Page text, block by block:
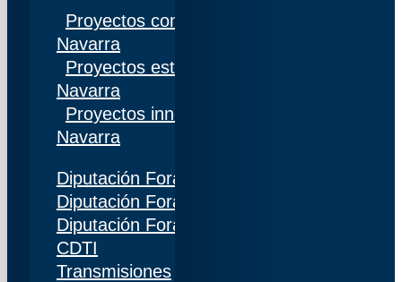
Proyectos competitivos I+D Gobierno de
Navarra
Proyectos estratégicos I+D Gobierno de
Navarra
Proyectos innovación Gobierno de
Navarra
Diputación Foral de Gipuzkoa
Diputación Foral de Bizkaia
Diputación Foral de Álava
CDTI
Transmisiones